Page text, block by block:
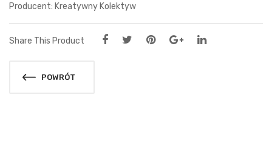
Kreatywny Kolektyw
Share This Product
POWRÓT